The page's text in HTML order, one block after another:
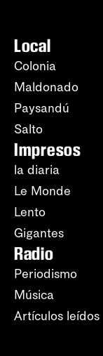
Local
Colonia
Maldonado
Paysandú
Salto
Impresos
la diaria
Le Monde
Lento
Gigantes
Radio
Periodismo
Música
Artículos leídos